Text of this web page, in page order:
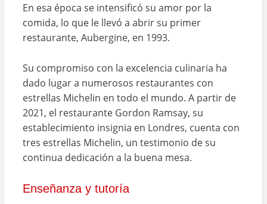
En esa época se intensificó su amor por la
comida, lo que le llevó a abrir su primer
restaurante, Aubergine, en 1993.
Su compromiso con la excelencia culinaria ha
dado lugar a numerosos restaurantes con
estrellas Michelin en todo el mundo. A partir de
2021, el restaurante Gordon Ramsay, su
establecimiento insignia en Londres, cuenta con
tres estrellas Michelin, un testimonio de su
continua dedicación a la buena mesa.
Enseñanza y tutoría